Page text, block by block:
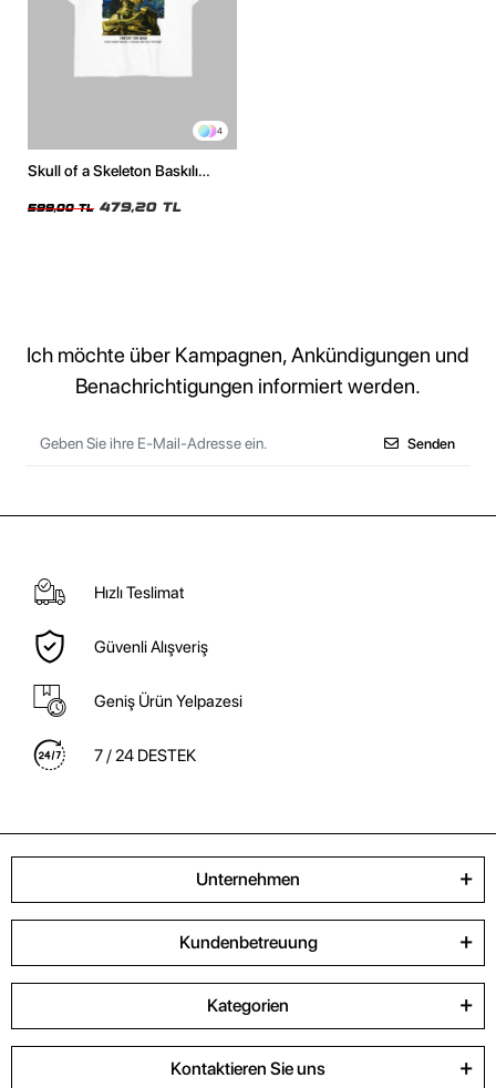
4
Skull of a Skeleton Baskılı
599,00 TL 479,20 TL
Ich möchte über Kampagnen, Ankündigungen und
Benachrichtigungen informiert werden.
Senden
Hızlı Teslimat
Güvenli Alışveriş
Geniş Ürün Yelpazesi
7 / 24 DESTEK
Unternehmen
Kundenbetreuung
Kategorien
Kontaktieren Sie uns